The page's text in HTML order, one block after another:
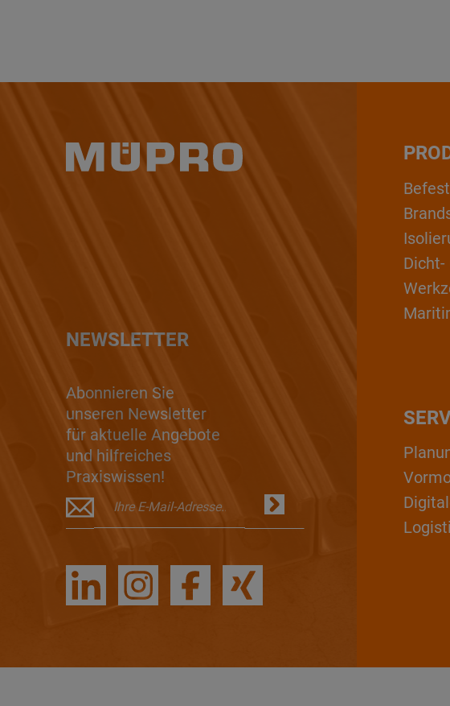
NEWSLETTER
Abonnieren Sie
unseren Newsletter
für aktuelle Angebote
und hilfreiches
Praxiswissen!